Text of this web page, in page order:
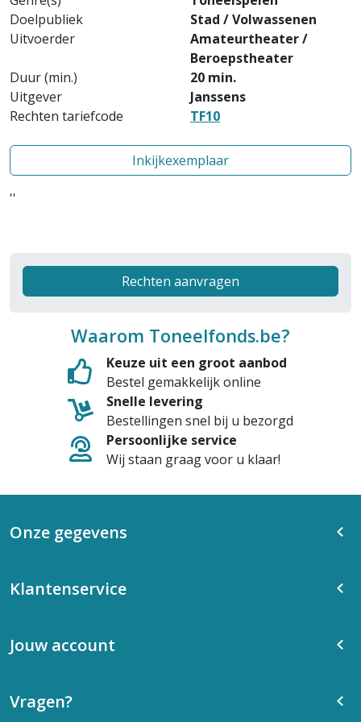
Doelpubliek
Stad / Volwassenen
Uitvoerder
Amateurtheater /
Beroepstheater
Duur (min.)
20 min.
Uitgever
Janssens
Rechten tariefcode
TF10
Inkijkexemplaar
''
Rechten aanvragen
Waarom Toneelfonds.be?
Keuze uit een groot aanbod
Bestel gemakkelijk online
Snelle levering
Bestellingen snel bij u bezorgd
Persoonlijke service
Wij staan graag voor u klaar!
Onze gegevens
Klantenservice
Jouw account
Vragen?